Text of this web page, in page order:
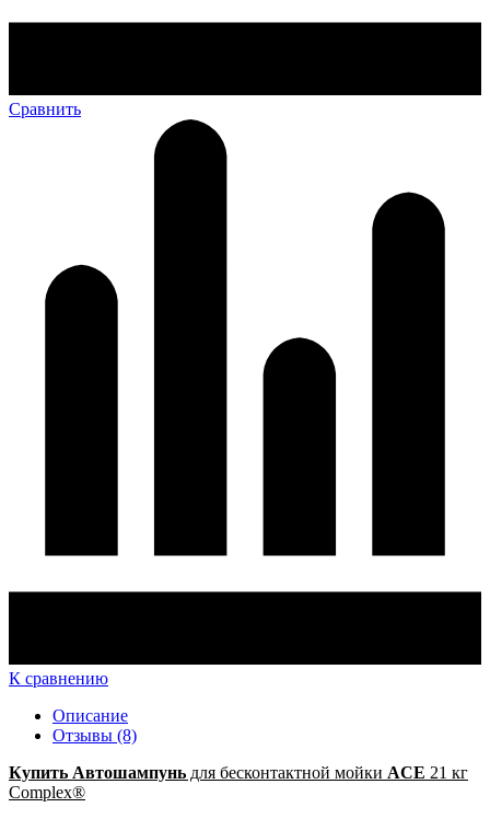
Сравнить
К сравнению
Описание
Отзывы (8)
Купить Автошампунь для бесконтактной мойки ACE 21 кг
Complex®